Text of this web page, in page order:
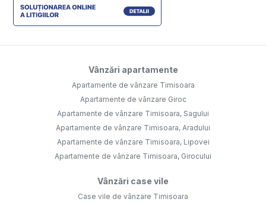
Vânzări apartamente
Apartamente de vânzare Timisoara
Apartamente de vânzare Giroc
Apartamente de vânzare Timisoara, Sagului
Apartamente de vânzare Timisoara, Aradului
Apartamente de vânzare Timisoara, Lipovei
Apartamente de vânzare Timisoara, Girocului
Vânzări case vile
Case vile de vânzare Timisoara